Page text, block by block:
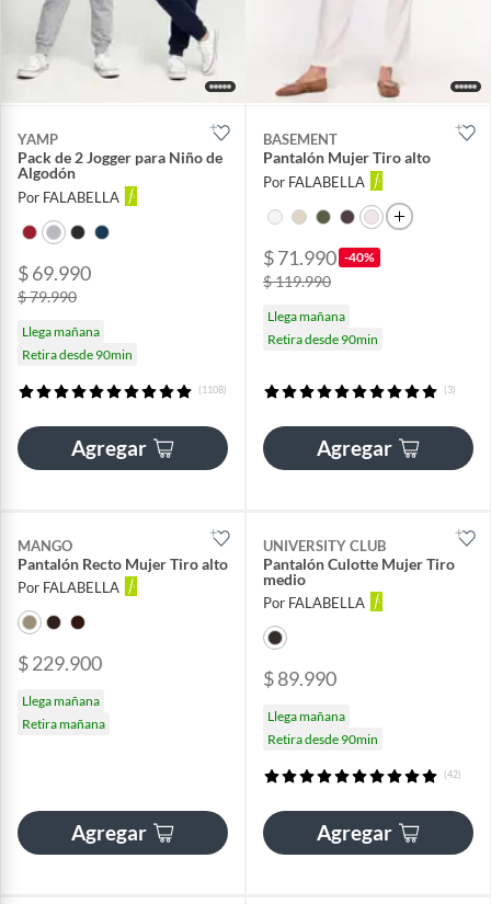
YAMP
Pack de 2 Jogger para Niño de
Algodón
Por FALABELLA
$ 69.990
$ 79.990
Llega mañana
Retira desde 90min
(1108)
Agregar
BASEMENT
Pantalón Mujer Tiro alto
Por FALABELLA
$ 71.990 -40%
$ 119.990
Llega mañana
Retira desde 90min
(3)
Agregar
MANGO
Pantalón Recto Mujer Tiro alto
Por FALABELLA
$ 229.900
Llega mañana
Retira mañana
Agregar
UNIVERSITY CLUB
Pantalón Culotte Mujer Tiro
medio
Por FALABELLA
$ 89.990
Llega mañana
Retira desde 90min
(42)
Agregar